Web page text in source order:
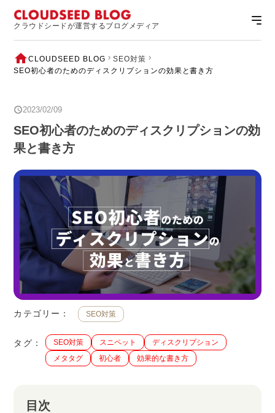
クラウドシードが運営するブログメディア
CLOUDSEED BLOG
SEO対策
SEO初心者のためのディスクリプションの効果と書き方
2023/02/09
SEO初心者のためのディスクリプションの効
果と書き方
カテゴリー： SEO対策
タグ： SEO対策 スニペット
ディスクリプション
メタタグ
初心者 効果的な書き方
目次